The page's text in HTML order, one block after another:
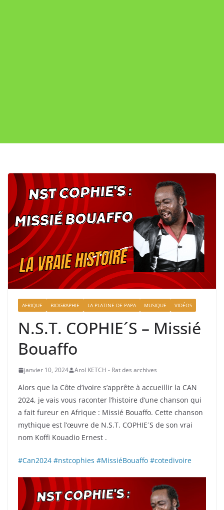
AFRIQUE BIOGRAPHIE LA PLATINE DE PAPA MUSIQUE VIDÉOS
N.S.T. COPHIE´S – Missié
Bouaffo
janvier 10, 2024 Arol KETCH - Rat des archives
Alors que la Côte d’ivoire s’apprête à accueillir la CAN
2024, je vais vous raconter l’histoire d’une chanson qui
a fait fureur en Afrique : Missié Bouaffo. Cette chanson
mythique est l’œuvre de N.S.T. COPHIE´S de son vrai
nom Koffi Kouadio Ernest .
#Can2024 #nstcophies #MissiéBouaffo #cotedivoire